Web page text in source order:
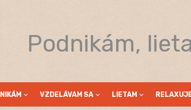
Podnikám,
VZDELÁVAM SA LIETAM